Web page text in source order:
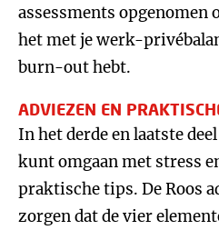
assessments opgenomen
het met je werk-
burn-out hebt.
ADVIEZEN EN
In het derde en laatste
kunt omgaan met stress
praktische tips. De Roos
zorgen dat de vier